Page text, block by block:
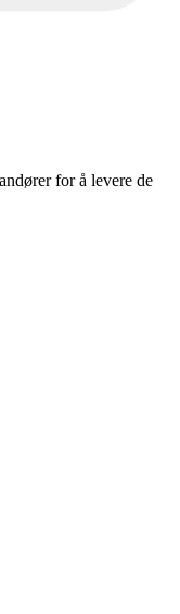
for å levere de